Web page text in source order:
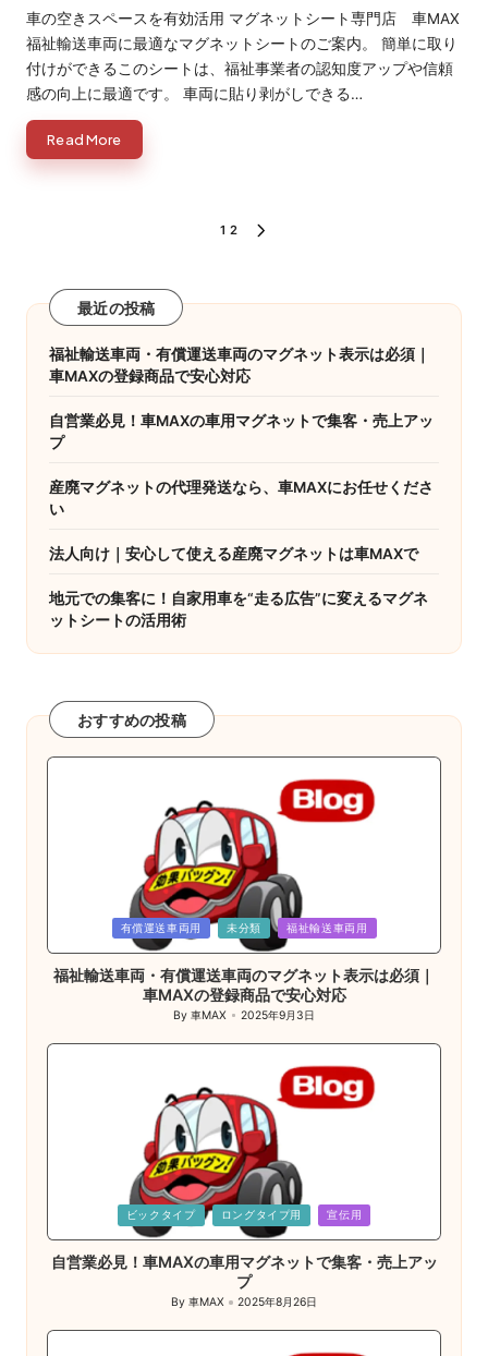
車の空きスペースを有効活用 マグネットシート専門店 車MAX
福祉輸送車両に最適なマグネットシートのご案内。 簡単に取り
付けができるこのシートは、福祉事業者の認知度アップや信頼
感の向上に最適です。 車両に貼り剥がしできる…
Read More
の
ペ
ー
ジ
送
り
1 2
最近の投稿
福祉輸送車両・有償運送車両のマグネット表示は必須｜
車MAXの登録商品で安心対応
自営業必見！車MAXの車用マグネットで集客・売上アッ
プ
産廃マグネットの代理発送なら、車MAXにお任せくださ
い
法人向け｜安心して使える産廃マグネットは車MAXで
地元での集客に！自家用車を“走る広告”に変えるマグネ
ットシートの活用術
おすすめの投稿
in
有償運送車両用 未分類 福祉輸送車両用
福祉輸送車両・有償運送車両のマグネット表示は必須｜
車MAXの登録商品で安心対応
Posted
By車MAX 2025年9月3日
in
ビックタイプ ロングタイプ用 宣伝用
自営業必見！車MAXの車用マグネットで集客・売上アッ
プ
Posted
By 車MAX 2025年8月26日